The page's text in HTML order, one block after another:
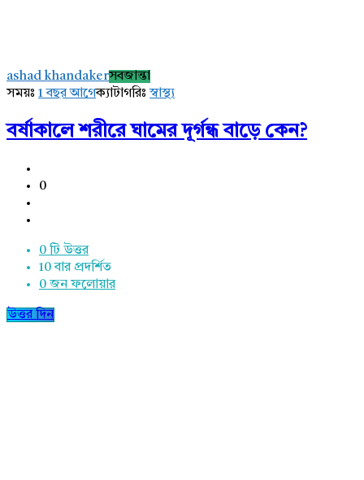
Latest
প্রশ্ন
ashad khandakerসবজান্তা
সময়ঃ 1 বছর আগেক্যাটাগরিঃস্বাস্থ্য
বর্ষাকালে শরীরে ঘামের দূর্গন্ধ বাড়ে কেন?
0
0 টি উত্তর
10বার প্রদর্শিত
0 জন ফলোয়ার
উত্তর দিন